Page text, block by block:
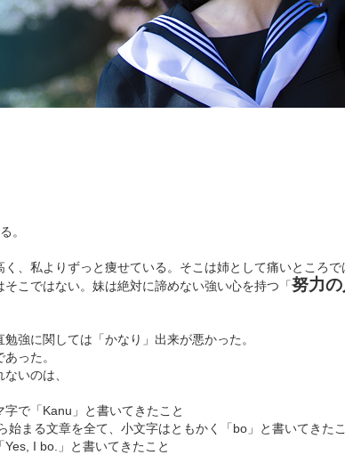
。
く、私よりずっと痩せている。そこは姉として痛いところで
そこではない。妹は絶対に諦めない強い心を持つ「努力の
強に関しては「かなり」出来が悪かった。
った。
いのは、
字で「Kanu」と書いてきたこと
始まる文章を全て、小文字はともかく「bo」と書いてきた
Yes, I bo.」と書いてきたこと